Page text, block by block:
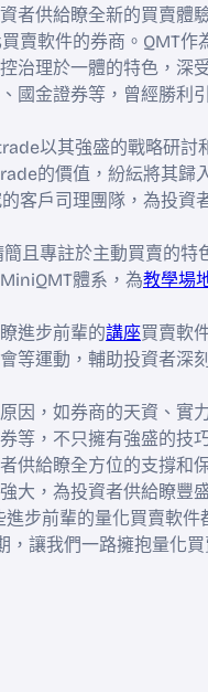
者供給瞭全新的買賣體
賣軟件的券商。QMT
治理於一體的特色，深
國金證券等，曾經勝利
以其強盛的戰略研討
的價值，紛紜將其歸
客戶司理團隊，為投資
且專註於主動買賣的特
體系，為教學場
進步前輩的講座買賣軟
等運動，輔助投資者深
因，如券商的天資、實
等，不只擁有強盛的技
供給瞭全方位的支撐和
大，為投資者供給瞭豐
步前輩的量化買賣軟
，讓我們一路擁抱量化